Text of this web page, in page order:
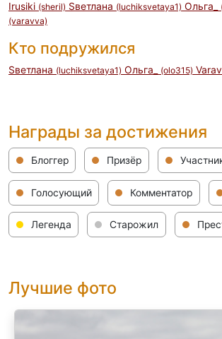
Irusiki (sheril) Sветлана (luchiksvetaya1) Ольга_
(varavva)
Кто подружился
Sветлана (luchiksvetaya1) Ольга_ (olo315)
Награды за достижения
Блоггер Призёр
Голосующий Комментатор
Легенда Старожил
Лучшие фото